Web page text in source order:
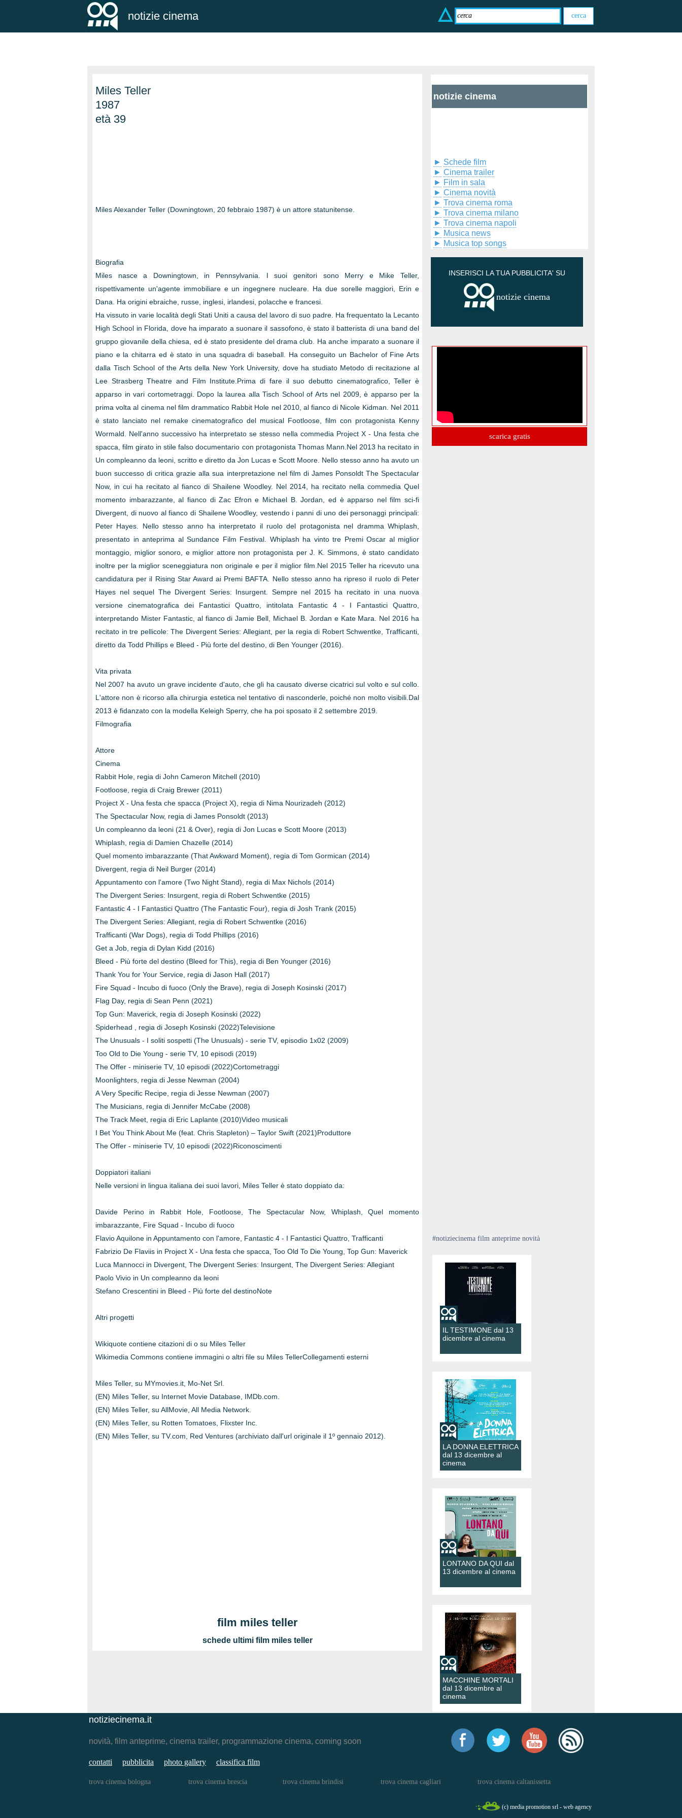
notizie cinema
Miles Teller
1987
età 39
Miles Alexander Teller (Downingtown, 20 febbraio 1987) è un attore statunitense.
Biografia
Miles nasce a Downingtown, in Pennsylvania. I suoi genitori sono Merry e Mike Teller,
rispettivamente un'agente immobiliare e un ingegnere nucleare. Ha due sorelle maggiori, Erin e
Dana. Ha origini ebraiche, russe, inglesi, irlandesi, polacche e francesi.
Ha vissuto in varie località degli Stati Uniti a causa del lavoro di suo padre. Ha frequentato la Lecanto
High School in Florida, dove ha imparato a suonare il sassofono, è stato il batterista di una band del
gruppo giovanile della chiesa, ed è stato presidente del drama club. Ha anche imparato a suonare il
piano e la chitarra ed è stato in una squadra di baseball. Ha conseguito un Bachelor of Fine Arts
dalla Tisch School of the Arts della New York University, dove ha studiato Metodo di recitazione al
Lee Strasberg Theatre and Film Institute.Prima di fare il suo debutto cinematografico, Teller è
apparso in vari cortometraggi. Dopo la laurea alla Tisch School of Arts nel 2009, è apparso per la
prima volta al cinema nel film drammatico Rabbit Hole nel 2010, al fianco di Nicole Kidman. Nel 2011
è stato lanciato nel remake cinematografico del musical Footloose, film con protagonista Kenny
Wormald. Nell'anno successivo ha interpretato se stesso nella commedia Project X - Una festa che
spacca, film girato in stile falso documentario con protagonista Thomas Mann.Nel 2013 ha recitato in
Un compleanno da leoni, scritto e diretto da Jon Lucas e Scott Moore. Nello stesso anno ha avuto un
buon successo di critica grazie alla sua interpretazione nel film di James Ponsoldt The Spectacular
Now, in cui ha recitato al fianco di Shailene Woodley. Nel 2014, ha recitato nella commedia Quel
momento imbarazzante, al fianco di Zac Efron e Michael B. Jordan, ed è apparso nel film sci-fi
Divergent, di nuovo al fianco di Shailene Woodley, vestendo i panni di uno dei personaggi principali:
Peter Hayes. Nello stesso anno ha interpretato il ruolo del protagonista nel dramma Whiplash,
presentato in anteprima al Sundance Film Festival. Whiplash ha vinto tre Premi Oscar al miglior
montaggio, miglior sonoro, e miglior attore non protagonista per J. K. Simmons, è stato candidato
inoltre per la miglior sceneggiatura non originale e per il miglior film.Nel 2015 Teller ha ricevuto una
candidatura per il Rising Star Award ai Premi BAFTA. Nello stesso anno ha ripreso il ruolo di Peter
Hayes nel sequel The Divergent Series: Insurgent. Sempre nel 2015 ha recitato in una nuova
versione cinematografica dei Fantastici Quattro, intitolata Fantastic 4 - I Fantastici Quattro,
interpretando Mister Fantastic, al fianco di Jamie Bell, Michael B. Jordan e Kate Mara. Nel 2016 ha
recitato in tre pellicole: The Divergent Series: Allegiant, per la regia di Robert Schwentke, Trafficanti,
diretto da Todd Phillips e Bleed - Più forte del destino, di Ben Younger (2016).
Vita privata
Nel 2007 ha avuto un grave incidente d'auto, che gli ha causato diverse cicatrici sul volto e sul collo.
L'attore non è ricorso alla chirurgia estetica nel tentativo di nasconderle, poiché non molto visibili.Dal
2013 è fidanzato con la modella Keleigh Sperry, che ha poi sposato il 2 settembre 2019.
Filmografia
Attore
Cinema
Rabbit Hole, regia di John Cameron Mitchell (2010)
Footloose, regia di Craig Brewer (2011)
Project X - Una festa che spacca (Project X), regia di Nima Nourizadeh (2012)
The Spectacular Now, regia di James Ponsoldt (2013)
Un compleanno da leoni (21 & Over), regia di Jon Lucas e Scott Moore (2013)
Whiplash, regia di Damien Chazelle (2014)
Quel momento imbarazzante (That Awkward Moment), regia di Tom Gormican (2014)
Divergent, regia di Neil Burger (2014)
Appuntamento con l'amore (Two Night Stand), regia di Max Nichols (2014)
The Divergent Series: Insurgent, regia di Robert Schwentke (2015)
Fantastic 4 - I Fantastici Quattro (The Fantastic Four), regia di Josh Trank (2015)
The Divergent Series: Allegiant, regia di Robert Schwentke (2016)
Trafficanti (War Dogs), regia di Todd Phillips (2016)
Get a Job, regia di Dylan Kidd (2016)
Bleed - Più forte del destino (Bleed for This), regia di Ben Younger (2016)
Thank You for Your Service, regia di Jason Hall (2017)
Fire Squad - Incubo di fuoco (Only the Brave), regia di Joseph Kosinski (2017)
Flag Day, regia di Sean Penn (2021)
Top Gun: Maverick, regia di Joseph Kosinski (2022)
Spiderhead , regia di Joseph Kosinski (2022)Televisione
The Unusuals - I soliti sospetti (The Unusuals) - serie TV, episodio 1x02 (2009)
Too Old to Die Young - serie TV, 10 episodi (2019)
The Offer - miniserie TV, 10 episodi (2022)Cortometraggi
Moonlighters, regia di Jesse Newman (2004)
A Very Specific Recipe, regia di Jesse Newman (2007)
The Musicians, regia di Jennifer McCabe (2008)
The Track Meet, regia di Eric Laplante (2010)Video musicali
I Bet You Think About Me (feat. Chris Stapleton) – Taylor Swift (2021)Produttore
The Offer - miniserie TV, 10 episodi (2022)Riconoscimenti
Doppiatori italiani
Nelle versioni in lingua italiana dei suoi lavori, Miles Teller è stato doppiato da:
Davide Perino in Rabbit Hole, Footloose, The Spectacular Now, Whiplash, Quel momento
imbarazzante, Fire Squad - Incubo di fuoco
Flavio Aquilone in Appuntamento con l'amore, Fantastic 4 - I Fantastici Quattro, Trafficanti
Fabrizio De Flaviis in Project X - Una festa che spacca, Too Old To Die Young, Top Gun: Maverick
Luca Mannocci in Divergent, The Divergent Series: Insurgent, The Divergent Series: Allegiant
Paolo Vivio in Un compleanno da leoni
Stefano Crescentini in Bleed - Più forte del destinoNote
Altri progetti
Wikiquote contiene citazioni di o su Miles Teller
Wikimedia Commons contiene immagini o altri file su Miles TellerCollegamenti esterni
Miles Teller, su MYmovies.it, Mo-Net Srl.
(EN) Miles Teller, su Internet Movie Database, IMDb.com.
(EN) Miles Teller, su AllMovie, All Media Network.
(EN) Miles Teller, su Rotten Tomatoes, Flixster Inc.
(EN) Miles Teller, su TV.com, Red Ventures (archiviato dall'url originale il 1º gennaio 2012).
film miles teller
schede ultimi film miles teller
notizie cinema
► Schede film
► Cinema trailer
► Film in sala
► Cinema novità
► Trova cinema roma
► Trova cinema milano
► Trova cinema napoli
► Musica news
► Musica top songs
INSERISCI LA TUA PUBBLICITA' SU
notizie cinema
scarica gratis
#notiziecinema film anteprime novità
IL TESTIMONE dal 13
dicembre al cinema
LA DONNA ELETTRICA
dal 13 dicembre al
cinema
LONTANO DA QUI dal
13 dicembre al cinema
MACCHINE MORTALI
dal 13 dicembre al
cinema
notiziecinema.it
novità, film anteprime, cinema trailer, programmazione cinema, coming soon
contatti pubblicita photo gallery classifica film
trova cinema bologna trova cinema brescia trova cinema brindisi trova cinema cagliari trova cinema caltanissetta
(c) media promotion srl - web agency